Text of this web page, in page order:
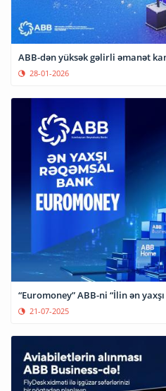
ABB-dən yüksək gəlirli əmanət
28-01-2026
“Euromoney” ABB-ni “İlin ən
21-07-2025